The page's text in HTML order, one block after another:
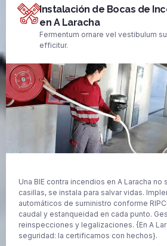
Instalación de Bocas de
en A Laracha
Fermentum ornare vel vestibulum
efficitur.
Una BIE contra incendios en A Laracha no
casillas, se instala para salvar vidas.
automáticos de suministro conforme
caudal y estanqueidad en cada punto.
reinspecciones y legalizaciones. {En A
seguridad: la certificamos con hechos}.